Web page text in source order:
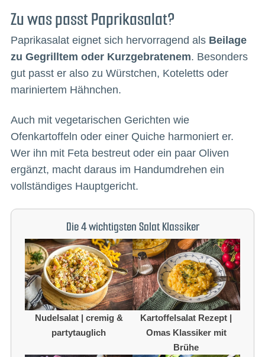
Zu was passt Paprikasalat?
Paprikasalat eignet sich hervorragend als Beilage
zu Gegrilltem oder Kurzgebratenem. Besonders
gut passt er also zu Würstchen, Koteletts oder
mariniertem Hähnchen.
Auch mit vegetarischen Gerichten wie
Ofenkartoffeln oder einer Quiche harmoniert er.
Wer ihn mit Feta bestreut oder ein paar Oliven
ergänzt, macht daraus im Handumdrehen ein
vollständiges Hauptgericht.
Die 4 wichtigsten Salat Klassiker
Nudelsalat | cremig &
partytauglich
Kartoffelsalat Rezept |
Omas Klassiker mit
Brühe